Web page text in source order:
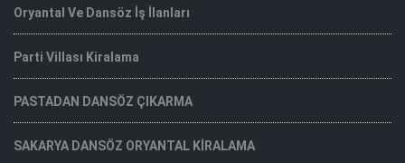
Oryantal Ve Dansöz İş İlanları
Parti Villası Kiralama
PASTADAN DANSÖZ ÇIKARMA
SAKARYA DANSÖZ ORYANTAL KİRALAMA